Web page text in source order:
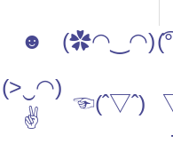
☻ (✿◠‿◠)
(>‿◠)
✌
☜(ˆ▽ˆ)